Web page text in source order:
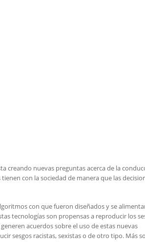
creando nuevas preguntas acerca de la
con la sociedad de manera que las
con que fueron diseñados y se
tecnologías son propensas a reproducir los
acuerdos sobre el uso de estas nuevas
sesgos racistas, sexistas o de otro tipo. Más